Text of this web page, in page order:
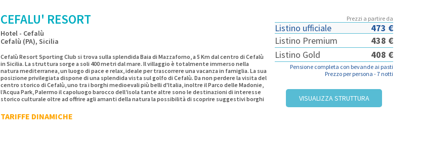
CEFALU' RESORT
Hotel - Cefalù
Cefalù (PA), Sicilia
Cefalù Resort Sporting Club si trova sulla splendida Baia di Mazzaforno, a 5 Km dal centro di Cefalù
in Sicilia. La struttura sorge a soli 400 metri dal mare. Il villaggio è totalmente immerso nella
natura mediterranea, un luogo di pace e relax, ideale per trascorrere una vacanza in famiglia. La sua
posizione privilegiata dispone di una splendida vista sul golfo di Cefalù. Da non perdere la visita del
centro storico di Cefalù, uno tra i borghi medioevali più belli d'Italia, inoltre il Parco delle Madonie,
l’Acqua Park, Palermo il capoluogo barocco dell’isola tante altre sono le destinazioni di interesse
storico culturale oltre ad offrire agli amanti della natura la possibilità di scoprire suggestivi borghi
TARIFFE DINAMICHE
Prezzi a partire da
Listino ufficiale
473 €
Listino Premium
438 €
Listino Gold
408 €
Pensione completa con bevande ai pasti
Prezzo per persona -7 notti
VISUALIZZA STRUTTURA